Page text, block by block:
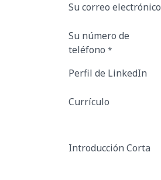
Su correo electrónico
Su número de
teléfono *
Perfil de LinkedIn
Currículo
Introducción Corta